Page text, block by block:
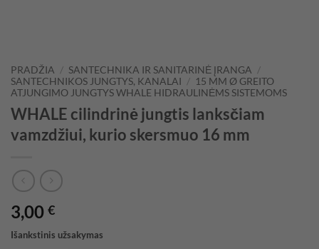
PRADŽIA / SANTECHNIKA IR SANITARINĖ ĮRANGA /
SANTECHNIKOS JUNGTYS, KANALAI / 15 MM Ø GREITO
ATJUNGIMO JUNGTYS WHALE HIDRAULINĖMS SISTEMOMS
WHALE cilindrinė jungtis lanksčiam
vamzdžiui, kurio skersmuo 16 mm
3,00 €
Išankstinis užsakymas